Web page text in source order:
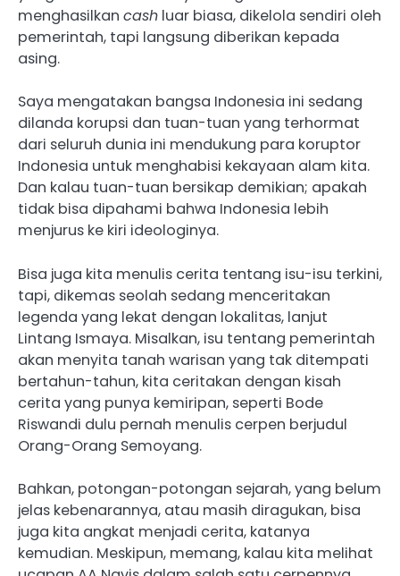
menghasilkan cash luar biasa, dikelola sendiri oleh
pemerintah, tapi langsung diberikan kepada
asing.
Saya mengatakan bangsa Indonesia ini sedang
dilanda korupsi dan tuan-tuan yang terhormat
dari seluruh dunia ini mendukung para koruptor
Indonesia untuk menghabisi kekayaan alam kita.
Dan kalau tuan-tuan bersikap demikian; apakah
tidak bisa dipahami bahwa Indonesia lebih
menjurus ke kiri ideologinya.
Bisa juga kita menulis cerita tentang isu-isu terkini,
tapi, dikemas seolah sedang menceritakan
legenda yang lekat dengan lokalitas, lanjut
Lintang Ismaya. Misalkan, isu tentang pemerintah
akan menyita tanah warisan yang tak ditempati
bertahun-tahun, kita ceritakan dengan kisah
cerita yang punya kemiripan, seperti Bode
Riswandi dulu pernah menulis cerpen berjudul
Orang-Orang Semoyang.
Bahkan, potongan-potongan sejarah, yang belum
jelas kebenarannya, atau masih diragukan, bisa
juga kita angkat menjadi cerita, katanya
kemudian. Meskipun, memang, kalau kita melihat